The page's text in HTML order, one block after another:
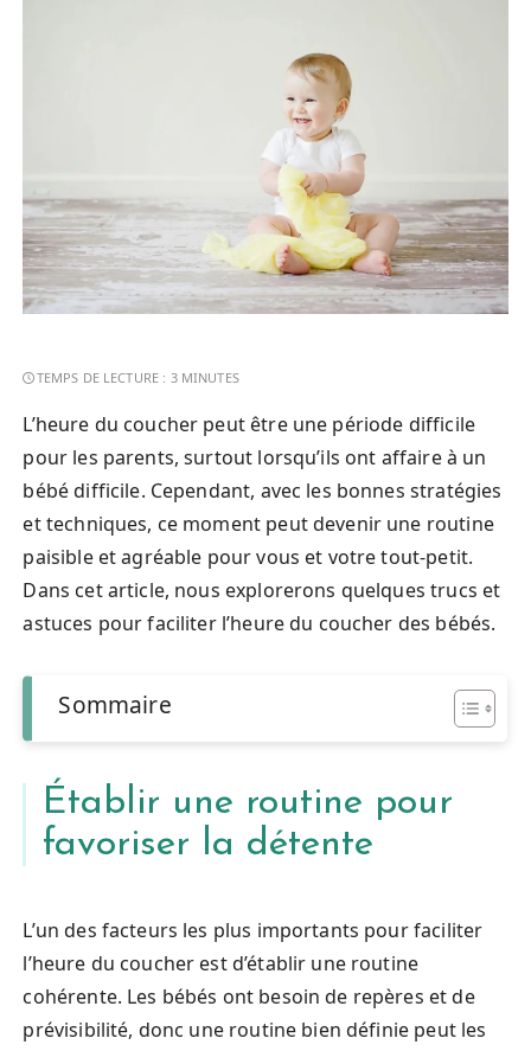
L’heure du coucher peut être une période difficile
pour les parents, surtout lorsqu’ils ont affaire à un
bébé difficile. Cependant, avec les bonnes stratégies
et techniques, ce moment peut devenir une routine
paisible et agréable pour vous et votre tout-petit.
Dans cet article, nous explorerons quelques trucs et
astuces pour faciliter l’heure du coucher des bébés.
Sommaire
Établir une routine pour
favoriser la détente
L’un des facteurs les plus importants pour faciliter
l’heure du coucher est d’établir une routine
cohérente. Les bébés ont besoin de repères et de
prévisibilité, donc une routine bien définie peut les